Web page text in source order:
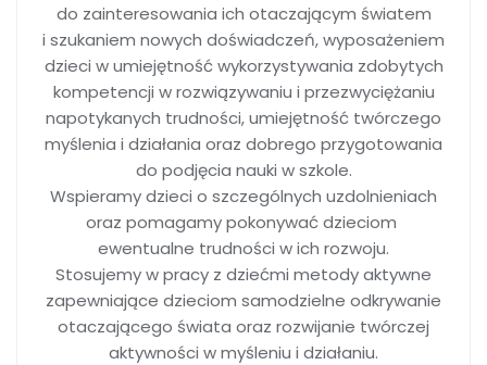
do zainteresowania ich otaczającym światem
i szukaniem nowych doświadczeń, wyposażeniem
dzieci w umiejętność wykorzystywania zdobytych
kompetencji w rozwiązywaniu i przezwyciężaniu
napotykanych trudności, umiejętność twórczego
myślenia i działania oraz dobrego przygotowania
do podjęcia nauki w szkole.
Wspieramy dzieci o szczególnych uzdolnieniach
oraz pomagamy pokonywać dzieciom
ewentualne trudności w ich rozwoju.
Stosujemy w pracy z dziećmi metody aktywne
zapewniające dzieciom samodzielne odkrywanie
otaczającego świata oraz rozwijanie twórczej
aktywności w myśleniu i działaniu.